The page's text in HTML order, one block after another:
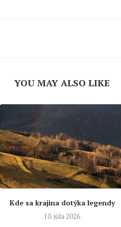
YOU MAY ALSO LIKE
Kde sa krajina dotýka legendy
10. júla 2026